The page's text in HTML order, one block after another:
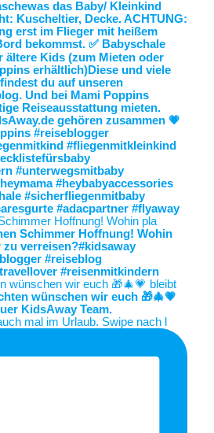
Hoffnung! Wohin pla
wünschen wir euch 🎁🎄💗 bleibt
mal im Urlaub. Swipe nach l